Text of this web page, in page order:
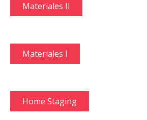
Materiales II
Materiales I
Home Staging